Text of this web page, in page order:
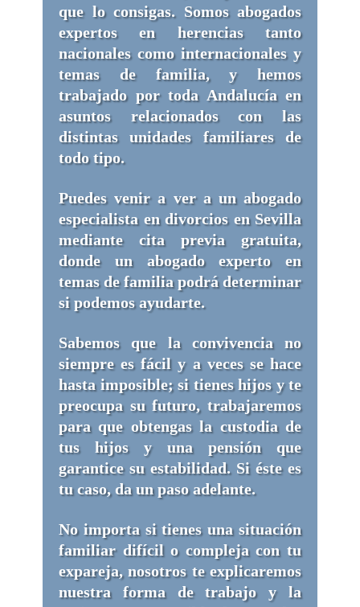
que lo consigas. Somos abogados
expertos en herencias tanto
nacionales como internacionales y
temas de familia, y hemos
trabajado por toda Andalucía en
asuntos relacionados con las
distintas unidades familiares de
todo tipo.
Puedes venir a ver a un abogado
especialista en divorcios en Sevilla
mediante cita previa gratuita,
donde un abogado experto en
temas de familia podrá determinar
si podemos ayudarte.
Sabemos que la convivencia no
siempre es fácil y a veces se hace
hasta imposible; si tienes hijos y te
preocupa su futuro, trabajaremos
para que obtengas la custodia de
tus hijos y una pensión que
garantice su estabilidad. Si éste es
tu caso, da un paso adelante.
No importa si tienes una situación
familiar difícil o compleja con tu
expareja, nosotros te explicaremos
nuestra forma de trabajo y la